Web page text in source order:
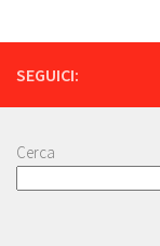
SEGUICI:
Cerca